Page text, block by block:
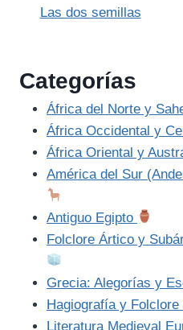
Las dos semillas
Categorías
África del Norte y
África Occidental y
África Oriental y
América del Sur
Antiguo Egipto
Folclore Ártico y
Grecia: Alegorías y
Hagiografía y
Literatura Medieval